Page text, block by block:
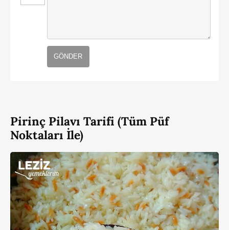
GÖNDER
Pirinç Pilavı Tarifi (Tüm Püf
Noktaları İle)